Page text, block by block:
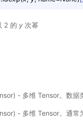
2 的 y 次幂
- 多维 Tensor。数
- 多维 Tensor。通常